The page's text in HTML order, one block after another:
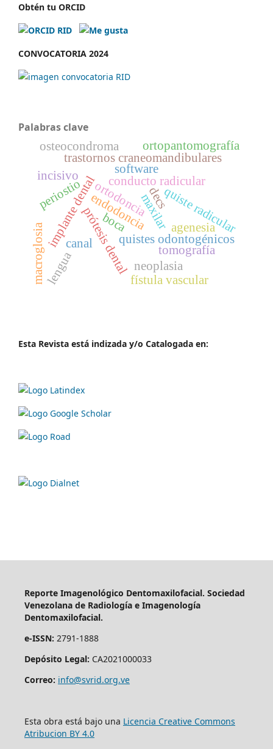
Obtén tu ORCID
CONVOCATORIA 2024
Palabras clave
agenesia
ortodoncia
implante dentalprótesis dental
incisivo conducto radicular
quiste radicular
quistes odontogénicos
endodonciamaxilar
canal
tomografía
neoplasia
periostio
software
macroglosia
trastornos craneomandibulares
fístula vascular
boca
lengua
osteocondroma
decs
ortopantomografía
Esta Revista está indizada y/o Catalogada en:
Reporte Imagenológico Dentomaxilofacial. Sociedad
Venezolana de Radiología e Imagenología
Dentomaxilofacial.
e-ISSN: 2791-1888
Depósito Legal: CA2021000033
Correo: info@svrid.org.ve
Esta obra está bajo una Licencia Creative Commons
Atribucion BY 4.0